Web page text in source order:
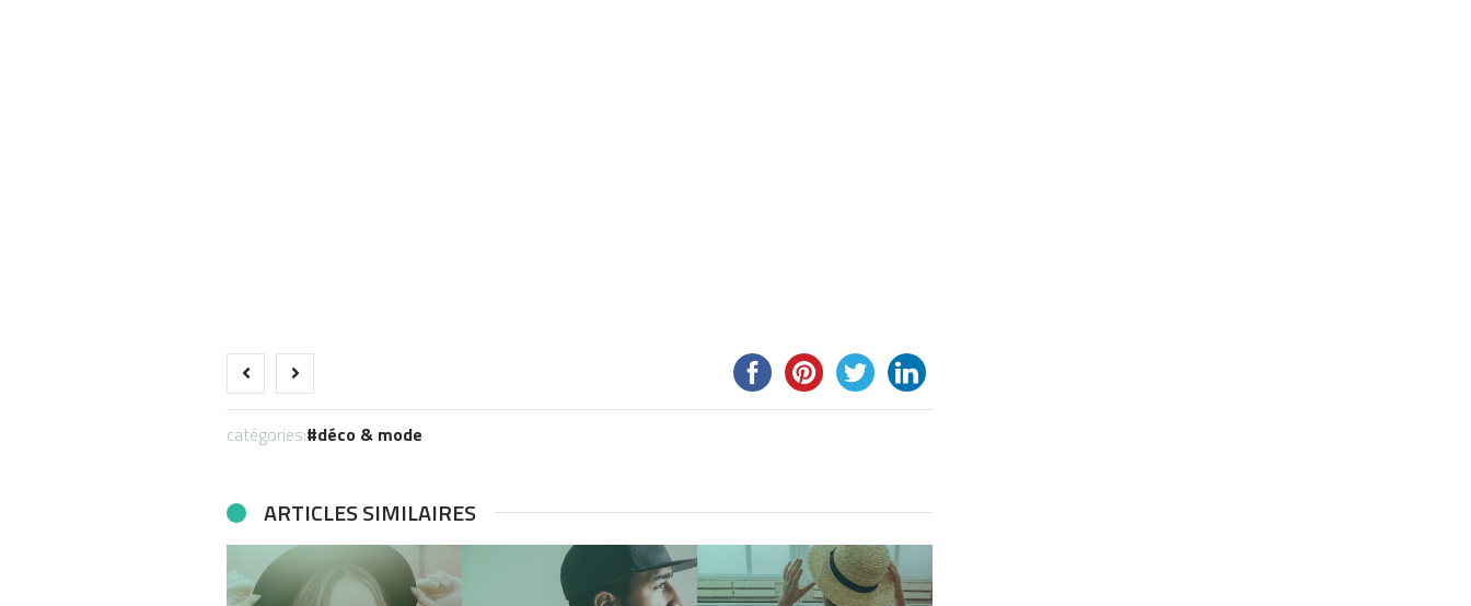
catégories: déco & mode
ARTICLES SIMILAIRES